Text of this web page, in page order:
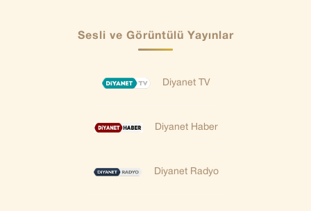
Sesli ve Görüntülü Yayınlar
Diyanet TV
Diyanet Haber
Diyanet Radyo